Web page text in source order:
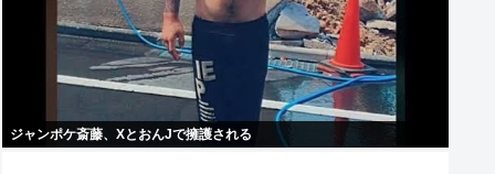
ジャンポケ斎藤、XとおんJで擁護される